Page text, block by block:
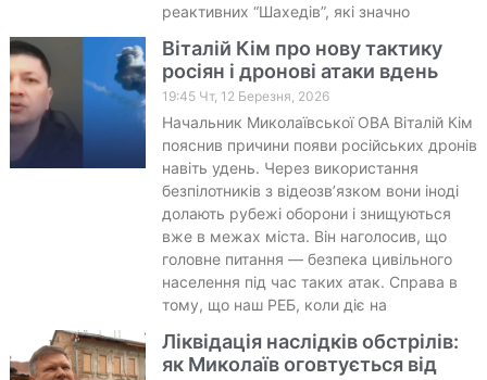
реактивних “Шахедів”, які значно
Віталій Кім про нову тактику
росіян і дронові атаки вдень
19:45 Чт, 12 Березня, 2026
Начальник Миколаївської ОВА Віталій Кім
пояснив причини появи російських дронів
навіть удень. Через використання
безпілотників з відеозвʼязком вони іноді
долають рубежі оборони і знищуються
вже в межах міста. Він наголосив, що
головне питання — безпека цивільного
населення під час таких атак. Справа в
тому, що наш РЕБ, коли діє на
Ліквідація наслідків обстрілів:
як Миколаїв оговтується від